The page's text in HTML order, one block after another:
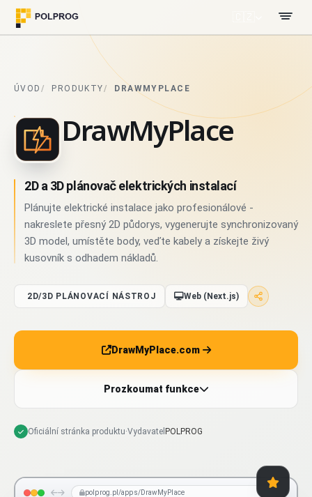
ÚVOD PRODUKTY DRAWMYPLACE
DrawMyPlace
2D a 3D plánovač elektrických instalací
Plánujte elektrické instalace jako profesionálové -
nakreslete přesný 2D půdorys, vygenerujte synchronizovaný
3D model, umístěte body, veďte kabely a získejte živý
kusovník s odhadem nákladů.
2D/3D PLÁNOVACÍ NÁSTROJ Web (Next.js)
DrawMyPlace.com
Prozkoumat funkce
Oficiální stránka produktu·Vydavatel POLPROG
polprog.pl/apps/DrawMyPlace